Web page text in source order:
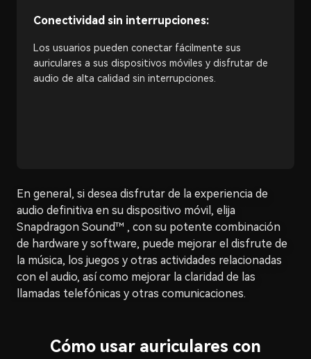
Conectividad sin interrupciones:
Los usuarios pueden conectar fácilmente sus
auriculares a sus dispositivos móviles y disfrutar de
audio de alta calidad sin interrupciones.
En general, si desea disfrutar de la experiencia de
audio definitiva en su dispositivo móvil, elija
Snapdragon Sound™ , con su potente combinación
de hardware y software, puede mejorar el disfrute de
la música, los juegos y otras actividades relacionadas
con el audio, así como mejorar la claridad de las
llamadas telefónicas y otras comunicaciones.
Cómo usar auriculares con